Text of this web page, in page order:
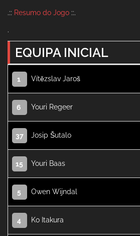
.:: Resumo do Jogo ::.
.
EQUIPA INICIAL
1 Vítězslav Jaroš
6 Youri Regeer
37 Josip Šutalo
15 Youri Baas
5 Owen Wijndal
4 Ko Itakura